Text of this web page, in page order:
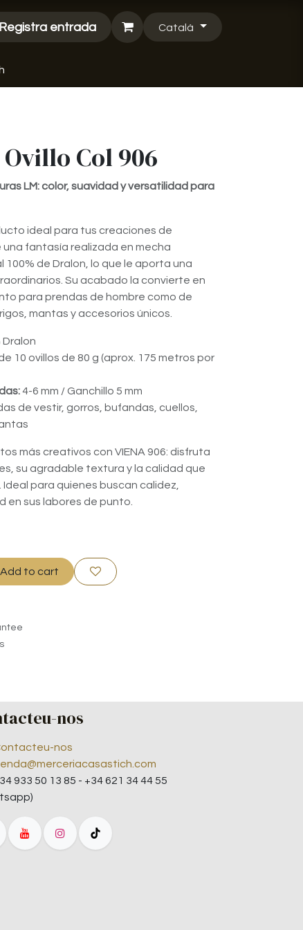
Registra entrada Català
Col 906
LM: color, suavidad y versatilidad para
ideal para tus creaciones de
fantasía realizada en mecha
de Dralon, lo que le aporta una
Su acabado la convierte en
para prendas de hombre como de
mantas y accesorios únicos.
Dralon
10 ovillos de 80 g (aprox. 175 metros por
4-6 mm / Ganchillo 5 mm
de vestir, gorros, bufandas, cuellos,
más creativos con VIENA 906: disfruta
su agradable textura y la calidad que
Ideal para quienes buscan calidez,
en sus labores de punto.
Add to cart
nos
nos
933 50 13 85 - +34 621 34 44 55